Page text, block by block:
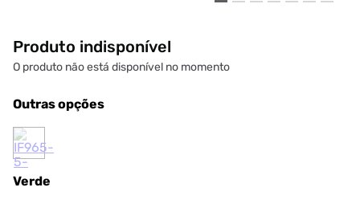
Produto indisponível
O produto não está disponível no momento
Outras opções
Verde